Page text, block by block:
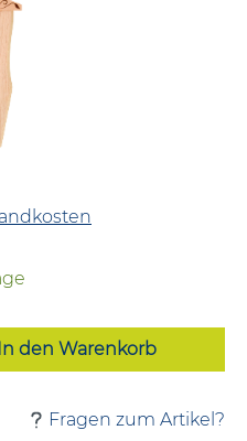
den
In den Warenkorb
Fragen zum Artikel?